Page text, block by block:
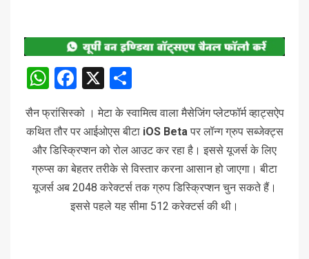
WhatsApp
Facebook
X
सैन फ्रांसिस्को । मेटा के स्वामित्व वाला मैसेजिंग प्लेटफॉर्म व्हाट्सऐप
कथित तौर पर आईओएस बीटा iOS Betaपर लॉन्ग ग्रुप सब्जेक्ट्स
और डिस्क्रिप्शन को रोल आउट कर रहा है। इससे यूजर्स के लिए
ग्रुप्स का बेहतर तरीके से विस्तार करना आसान हो जाएगा। बीटा
यूजर्स अब 2048 करेक्टर्स तक ग्रुप डिस्क्रिप्शन चुन सकते हैं।
इससे पहले यह सीमा 512 करेक्टर्स की थी।